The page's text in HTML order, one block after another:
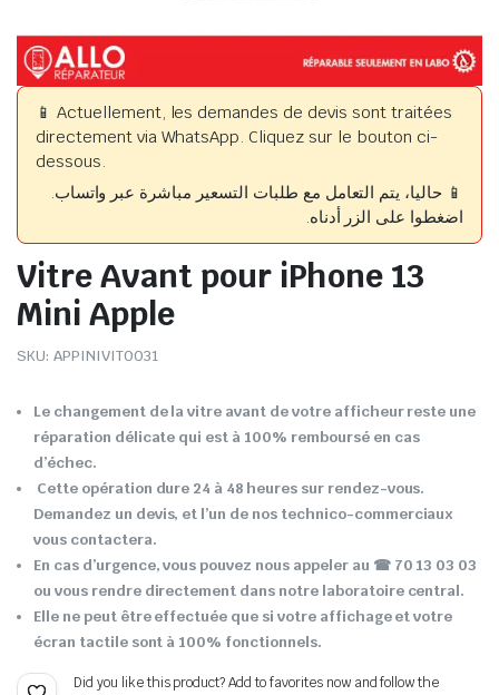
📱 Actuellement, les demandes de devis sont traitées
directement via WhatsApp. Cliquez sur le bouton ci-
dessous.
📱 حاليا، يتم التعامل مع طلبات التسعير مباشرة عبر واتساب.
اضغطوا على الزر أدناه.
Vitre Avant pour iPhone 13
Mini Apple
SKU: APPINIVIT0031
Le changement de la vitre avant de votre afficheur reste une
réparation délicate qui est à 100% remboursé en cas
d’échec.
Cette opération dure 24 à 48 heures sur rendez-vous.
Demandez un devis, et l’un de nos technico-commerciaux
vous contactera.
En cas d’urgence, vous pouvez nous appeler au ☎ 70 13 03 03
ou vous rendre directement dans notre laboratoire central.
Elle ne peut être effectuée que si votre affichage et votre
écran tactile sont à 100% fonctionnels.
Did you like this product? Add to favorites now and follow the